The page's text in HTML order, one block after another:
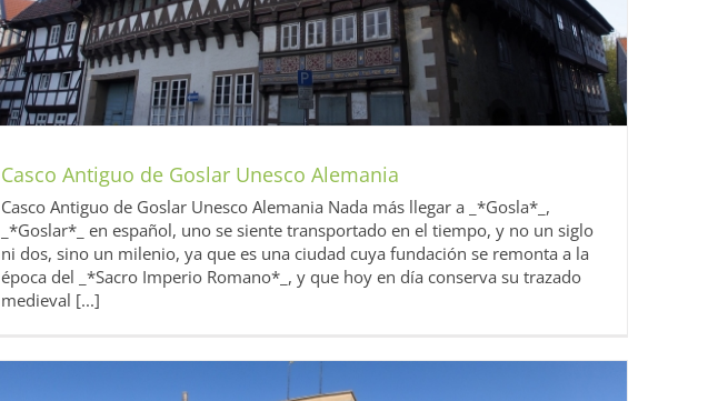
Casco Antiguo de Goslar Unesco Alemania
Casco Antiguo de Goslar Unesco Alemania Nada más llegar a _*Gosla*_,
_*Goslar*_ en español, uno se siente transportado en el tiempo, y no un siglo
ni dos, sino un milenio, ya que es una ciudad cuya fundación se remonta a la
época del _*Sacro Imperio Romano*_, y que hoy en día conserva su trazado
medieval [...]